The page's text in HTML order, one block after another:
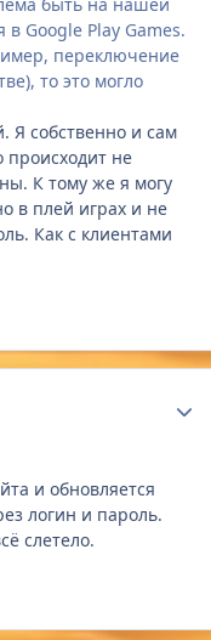
быть на нашей
Google Play Games.
переключение
то это могло
Я собственно и сам
происходит не
К тому же я могу
в плей играх и не
Как с клиентами
и обновляется
логин и пароль.
слетело.